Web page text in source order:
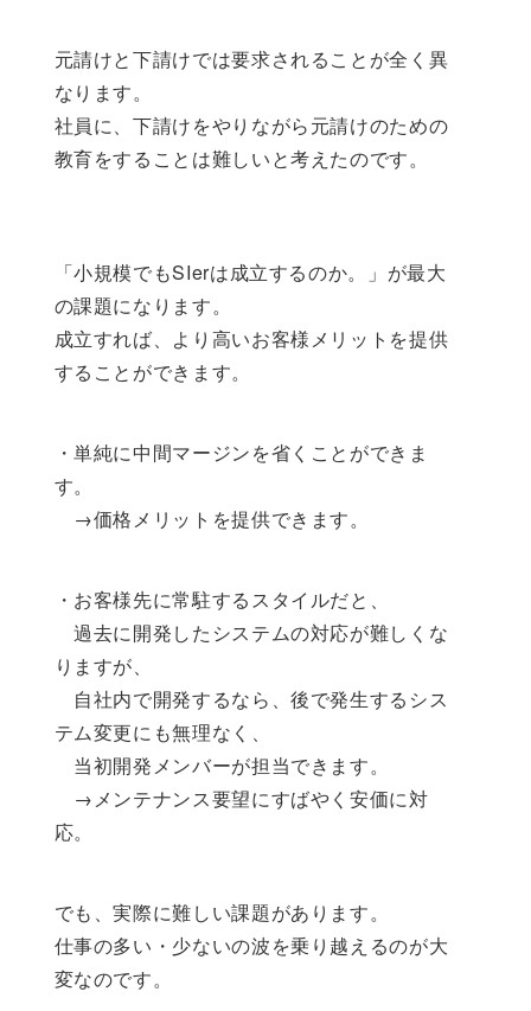
元請けと下請けでは要求されることが全く異
なります。
社員に、下請けをやりながら元請けのための
教育をすることは難しいと考えたのです。
「小規模でもSIerは成立するのか。」が最大
の課題になります。
成立すれば、より高いお客様メリットを提供
することができます。
・単純に中間マージンを省くことができま
す。
→価格メリットを提供できます。
・お客様先に常駐するスタイルだと、
過去に開発したシステムの対応が難しくな
りますが、
自社内で開発するなら、後で発生するシス
テム変更にも無理なく、
当初開発メンバーが担当できます。
→メンテナンス要望にすばやく安価に対
応。
でも、実際に難しい課題があります。
仕事の多い・少ないの波を乗り越えるのが大
変なのです。